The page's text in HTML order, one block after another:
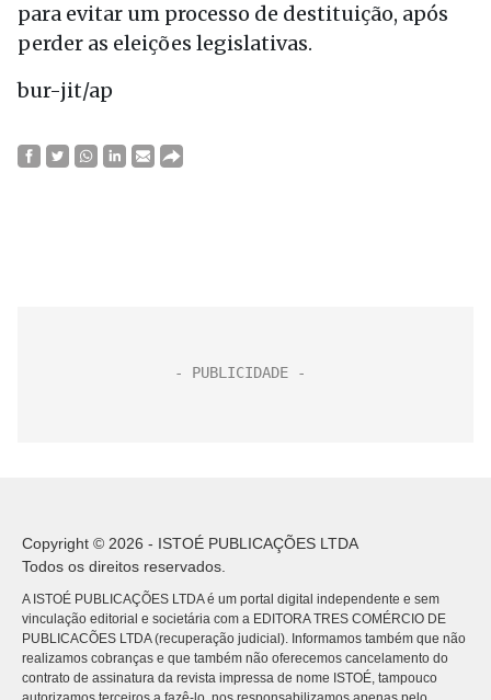
para evitar um processo de destituição, após
perder as eleições legislativas.
bur-jit/ap
Copyright © 2026 - ISTOÉ PUBLICAÇÕES LTDA
Todos os direitos reservados.
A ISTOÉ PUBLICAÇÕES LTDA é um portal digital independente e sem
vinculação editorial e societária com a EDITORA TRES COMÉRCIO DE
PUBLICACÕES LTDA (recuperação judicial). Informamos também que não
realizamos cobranças e que também não oferecemos cancelamento do
contrato de assinatura da revista impressa de nome ISTOÉ, tampouco